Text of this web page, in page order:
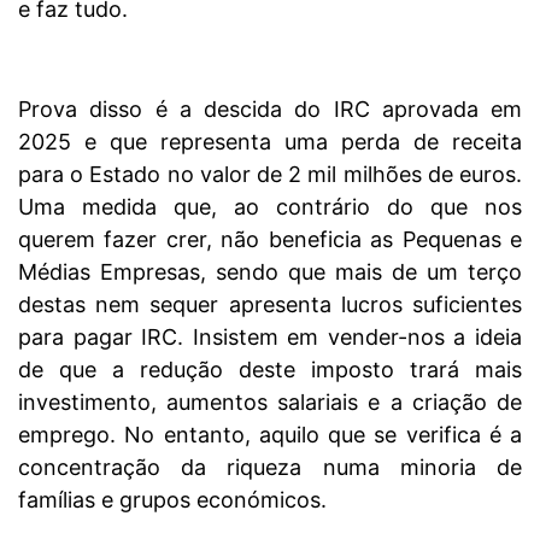
e faz tudo.
Prova disso é a descida do IRC aprovada em
2025 e que representa uma perda de receita
para o Estado no valor de 2 mil milhões de euros.
Uma medida que, ao contrário do que nos
querem fazer crer, não beneficia as Pequenas e
Médias Empresas, sendo que mais de um terço
destas nem sequer apresenta lucros suficientes
para pagar IRC. Insistem em vender-nos a ideia
de que a redução deste imposto trará mais
investimento, aumentos salariais e a criação de
emprego. No entanto, aquilo que se verifica é a
concentração da riqueza numa minoria de
famílias e grupos económicos.